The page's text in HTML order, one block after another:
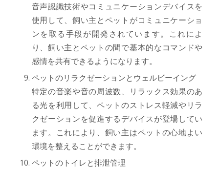
音声認識技術やコミュニケーションデバイスを
使用して、飼い主とペットがコミュニケーショ
ンを取る手段が開発されています。これによ
り、飼い主とペットの間で基本的なコマンドや
感情を共有できるようになります。
ペットのリラクゼーションとウェルビーイング
特定の音楽や音の周波数、リラックス効果のあ
る光を利用して、ペットのストレス軽減やリラ
クゼーションを促進するデバイスが登場してい
ます。これにより、飼い主はペットの心地よい
環境を整えることができます。
ペットのトイレと排泄管理